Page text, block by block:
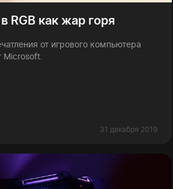
RGB как жар горя
от игрового компьютера
Microsoft.
31 декабря 2019